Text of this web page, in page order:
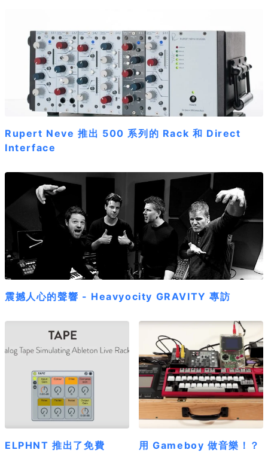
Rupert Neve 推出 500 系列的 Rack 和 Direct
Interface
震撼人心的聲響 - Heavyocity GRAVITY 專訪
ELPHNT 推出了免費
用 Gameboy 做音樂！？